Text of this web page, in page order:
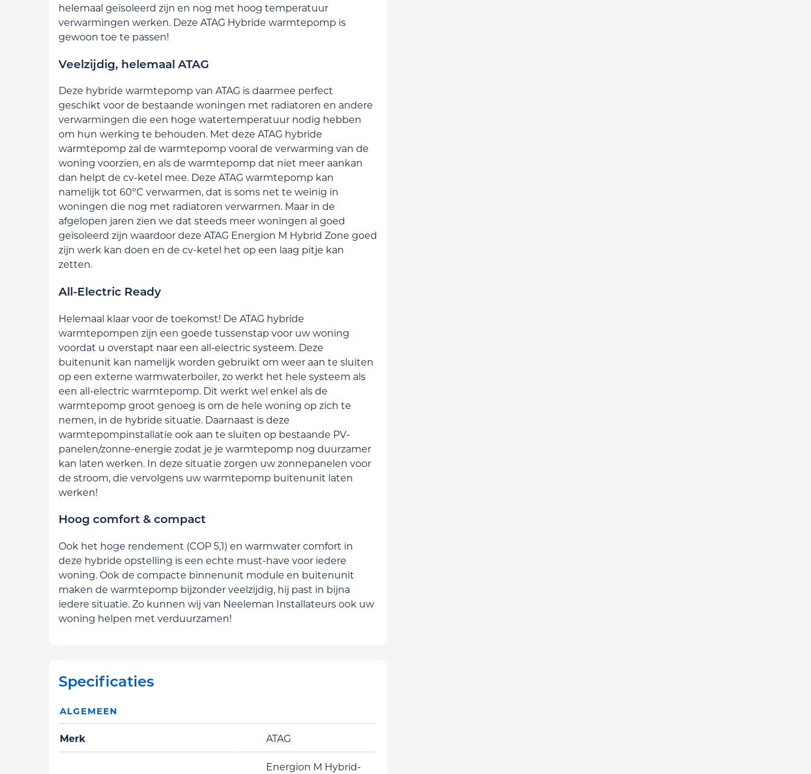
helemaal geïsoleerd zijn en nog met hoog temperatuur
verwarmingen werken. Deze ATAG Hybride warmtepomp is
gewoon toe te passen!
Veelzijdig, helemaal ATAG
Deze hybride warmtepomp van ATAG is daarmee perfect
geschikt voor de bestaande woningen met radiatoren en andere
verwarmingen die een hoge watertemperatuur nodig hebben
om hun werking te behouden. Met deze ATAG hybride
warmtepomp zal de warmtepomp vooral de verwarming van de
woning voorzien, en als de warmtepomp dat niet meer aankan
dan helpt de cv-ketel mee. Deze ATAG warmtepomp kan
namelijk tot 60ºC verwarmen, dat is soms net te weinig in
woningen die nog met radiatoren verwarmen. Maar in de
afgelopen jaren zien we dat steeds meer woningen al goed
geïsoleerd zijn waardoor deze ATAG Energion M Hybrid Zone goed
zijn werk kan doen en de cv-ketel het op een laag pitje kan
zetten.
All-Electric Ready
Helemaal klaar voor de toekomst! De ATAG hybride
warmtepompen zijn een goede tussenstap voor uw woning
voordat u overstapt naar een all-electric systeem. Deze
buitenunit kan namelijk worden gebruikt om weer aan te sluiten
op een externe warmwaterboiler, zo werkt het hele systeem als
een all-electric warmtepomp. Dit werkt wel enkel als de
warmtepomp groot genoeg is om de hele woning op zich te
nemen, in de hybride situatie. Daarnaast is deze
warmtepompinstallatie ook aan te sluiten op bestaande PV-
panelen/zonne-energie zodat je je warmtepomp nog duurzamer
kan laten werken. In deze situatie zorgen uw zonnepanelen voor
de stroom, die vervolgens uw warmtepomp buitenunit laten
werken!
Hoog comfort & compact
Ook het hoge rendement (COP 5,1) en warmwater comfort in
deze hybride opstelling is een echte must-have voor iedere
woning. Ook de compacte binnenunit module en buitenunit
maken de warmtepomp bijzonder veelzijdig, hij past in bijna
iedere situatie. Zo kunnen wij van Neeleman Installateurs ook uw
woning helpen met verduurzamen!
Specificaties
ALGEMEEN
Merk ATAG
Energion M Hybrid-